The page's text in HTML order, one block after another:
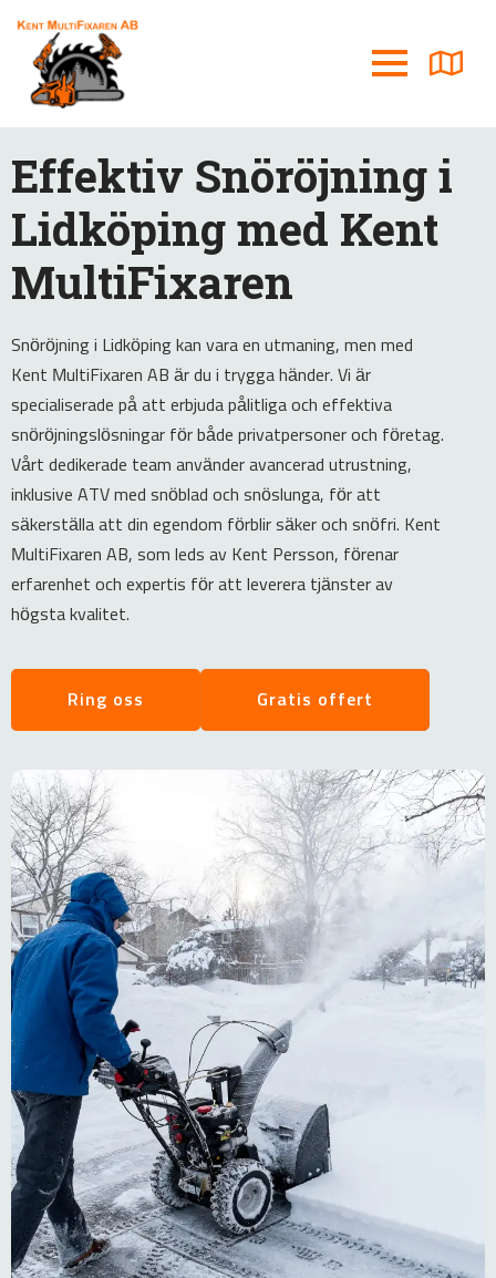
Effektiv Snöröjning i
Lidköping med Kent
MultiFixaren
Snöröjning i Lidköping kan vara en utmaning, men med
Kent MultiFixaren AB är du i trygga händer. Vi är
specialiserade på att erbjuda pålitliga och effektiva
snöröjningslösningar för både privatpersoner och företag.
Vårt dedikerade team använder avancerad utrustning,
inklusive ATV med snöblad och snöslunga, för att
säkerställa att din egendom förblir säker och snöfri. Kent
MultiFixaren AB, som leds av Kent Persson, förenar
erfarenhet och expertis för att leverera tjänster av
högsta kvalitet.
Ring oss Gratis offert